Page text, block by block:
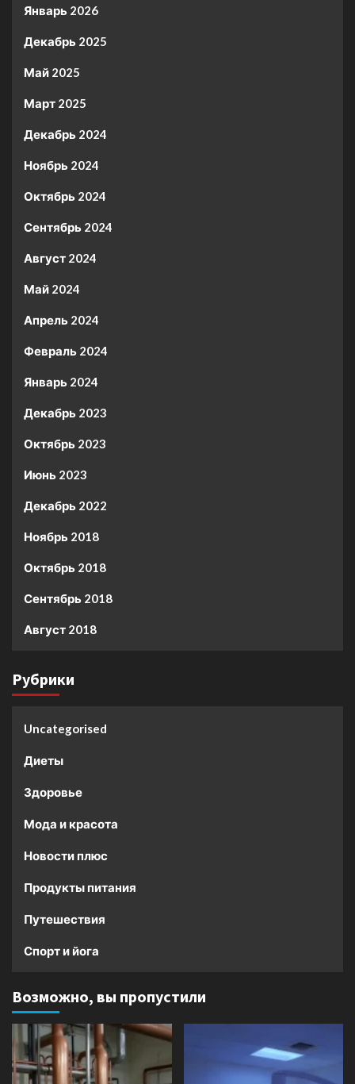
Январь 2026
Декабрь 2025
Май 2025
Март 2025
Декабрь 2024
Ноябрь 2024
Октябрь 2024
Сентябрь 2024
Август 2024
Май 2024
Апрель 2024
Февраль 2024
Январь 2024
Декабрь 2023
Октябрь 2023
Июнь 2023
Декабрь 2022
Ноябрь 2018
Октябрь 2018
Сентябрь 2018
Август 2018
Рубрики
Uncategorised
Диеты
Здоровье
Мода и красота
Новости плюс
Продукты питания
Путешествия
Спорт и йога
Возможно, вы пропустили